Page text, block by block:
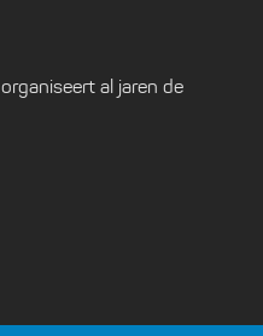
organiseert al jaren de